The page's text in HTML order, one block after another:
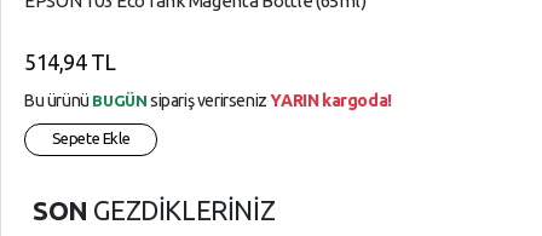
514,94 TL
Bu ürünü BUGÜN sipariş verirsenizYARIN kargoda!
Sepete Ekle
SON GEZDİKLERİNİZ